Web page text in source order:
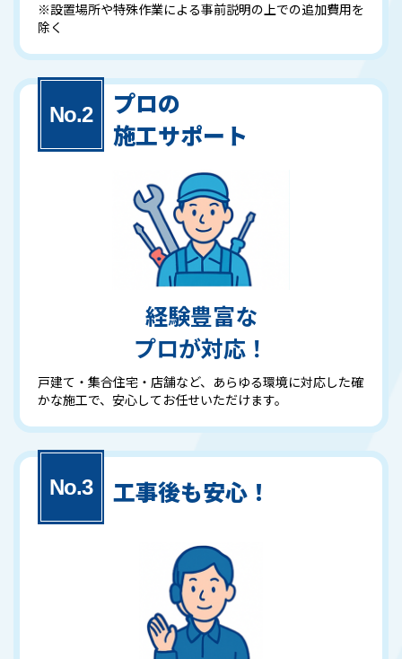
※設置場所や特殊作業による事前説明の上での追加費用を
除く
プロの
施工サポート
経験豊富な
プロが対応！
戸建て・集合住宅・店舗など、あらゆる環境に対応した確
かな施工で、安心してお任せいただけます。
工事後も安心！